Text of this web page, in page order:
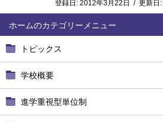
ホーム
トピックス
学校概要
進学重視型単位制
登録日: 2012年3月22日 / 更新日: